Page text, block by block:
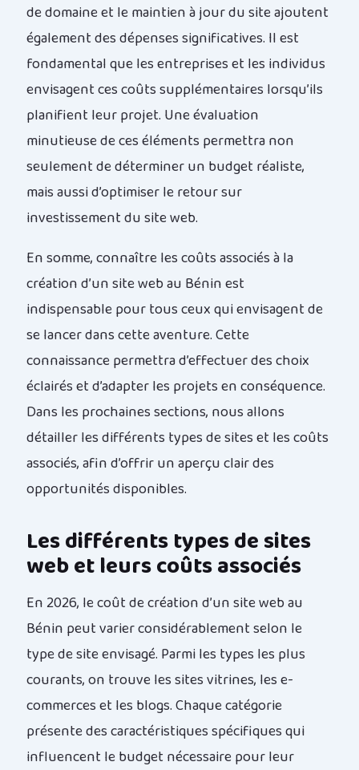
de domaine et le maintien à jour du site ajoutent
également des dépenses significatives. Il est
fondamental que les entreprises et les individus
envisagent ces coûts supplémentaires lorsqu’ils
planifient leur projet. Une évaluation
minutieuse de ces éléments permettra non
seulement de déterminer un budget réaliste,
mais aussi d’optimiser le retour sur
investissement du site web.
En somme, connaître les coûts associés à la
création d’un site web au Bénin est
indispensable pour tous ceux qui envisagent de
se lancer dans cette aventure. Cette
connaissance permettra d’effectuer des choix
éclairés et d’adapter les projets en conséquence.
Dans les prochaines sections, nous allons
détailler les différents types de sites et les coûts
associés, afin d’offrir un aperçu clair des
opportunités disponibles.
Les différents types de sites
web et leurs coûts associés
En 2026, le coût de création d’un site web au
Bénin peut varier considérablement selon le
type de site envisagé. Parmi les types les plus
courants, on trouve les sites vitrines, les e-
commerces et les blogs. Chaque catégorie
présente des caractéristiques spécifiques qui
influencent le budget nécessaire pour leur